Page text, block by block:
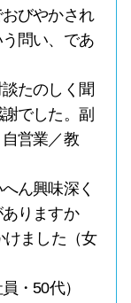
びやかされ
問い、であ
たのしく聞
でした。副
営業／教
ん興味深く
りますか
けました（女
・50代）